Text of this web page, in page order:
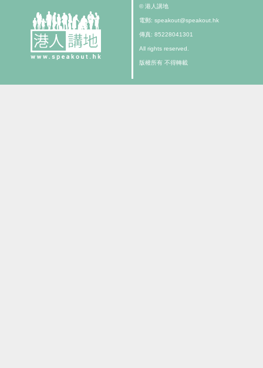
© 港人講地
電郵: speakout@speakout.hk
傳真: 85228041301
All rights reserved.
版權所有 不得轉載